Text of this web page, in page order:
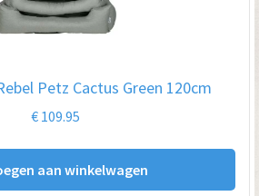
Petz Cactus Green 120cm
€ 109.95
aan winkelwagen